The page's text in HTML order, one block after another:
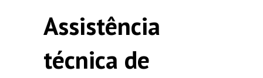
Assistência
técnica de